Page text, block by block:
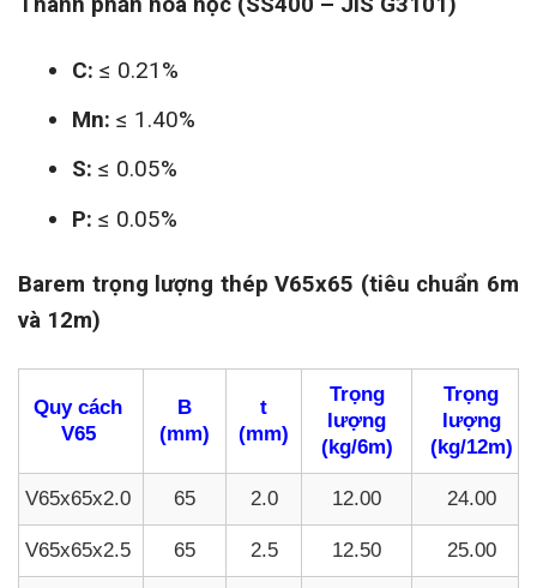
C: ≤ 0.21%
Mn: ≤ 1.40%
S: ≤ 0.05%
P: ≤ 0.05%
Barem trọng lượng thép V65x65 (tiêu chuẩn 6m
và 12m)
Quy cách
V65
B
(mm)
t
(mm)
Trọng
lượng
(kg/6m)
Trọng
lượng
(kg/12m)
V65x65x2.0 65 2.0 12.00 24.00
V65x65x2.5 65 2.5 12.50 25.00